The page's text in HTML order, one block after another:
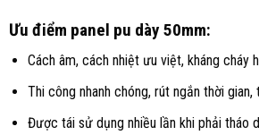
Ưu điểm panel pu dày 50mm:
Cách âm, cách nhiệt ưu việt, kháng cháy
Thi công nhanh chóng, rút ngắn thời
Được tái sử dụng nhiều lần khi phải tháo